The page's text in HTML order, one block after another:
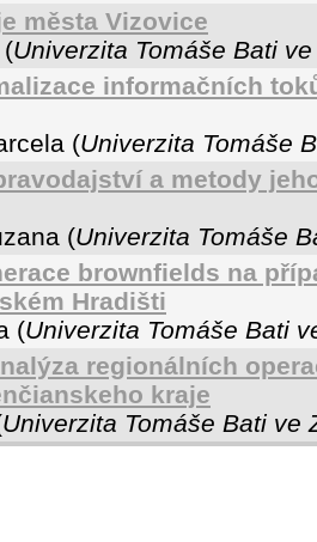
města Vizovice
(Univerzita Tomáše Bati
informačních
(Univerzita Tomáše
a metody
(Univerzita Tomáše
brownfields na
Hradišti
(Univerzita Tomáše Bati
regionálních
kraje
Univerzita Tomáše Bati ve